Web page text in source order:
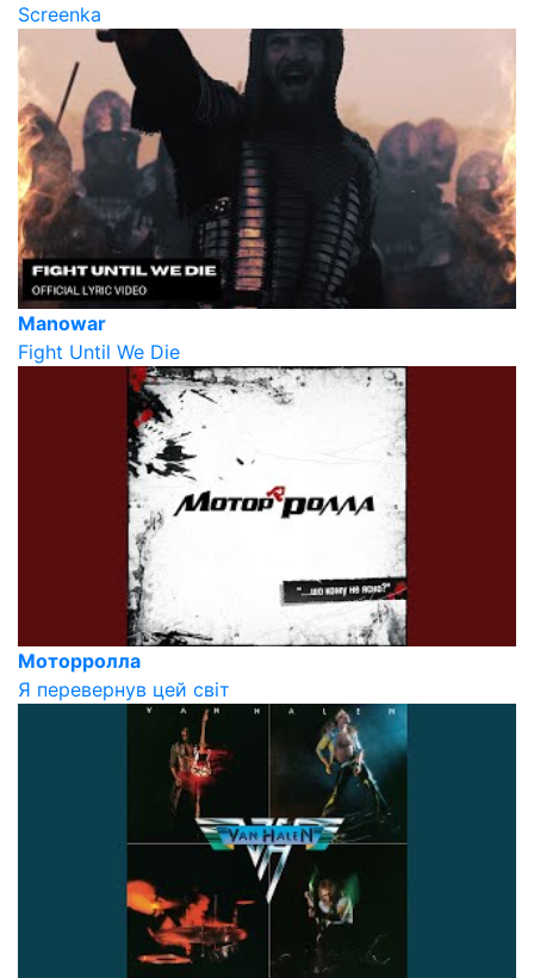
Screenka
Manowar
Fight Until We Die
Моторролла
Я перевернув цей світ